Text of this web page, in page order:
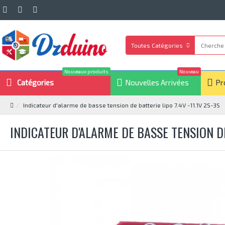
Toutes Catégories
Catégories
Nouveaux produits
Nouvelles Arrivées
Nouveau
Indicateur d'alarme de basse tension de batterie lipo 7.4V -11.1V 2S-3S
INDICATEUR D'ALARME DE BASSE TENSION